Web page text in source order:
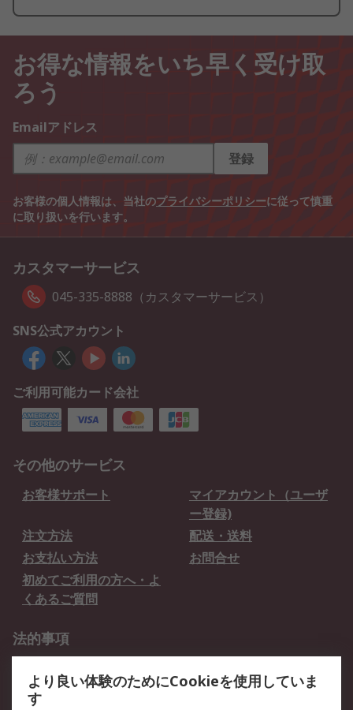
お得な情報をいち早く受け取
ろう
Emailアドレス
登録
お客様の個人情報は、当社のプライバシーポリシーに従って慎重
に取り扱いを行います。
カスタマーサービス
045-335-8888（カスタマーサービス）
SNS公式アカウント
ご利用可能カード会社
その他のサービス
お客様サポート
マイアカウント（ユーザ
ー登録)
注文方法
配送・送料
お支払い方法
お問合せ
初めてご利用の方へ・よ
くあるご質問
法的事項
クッキーポリシー
より良い体験のためにCookieを使用していま
す